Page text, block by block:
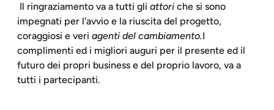
Il ringraziamento va a tutti gli attori che si sono
impegnati per l'avvio e la riuscita del progetto,
coraggiosi e veri agenti del cambiamento.I
complimenti ed i migliori auguri per il presente ed il
futuro dei propri business e del proprio lavoro, va a
tutti i partecipanti.